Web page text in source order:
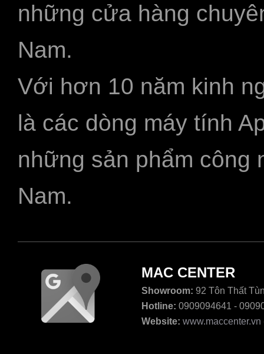
những cửa hàng
Nam.
Với hơn 10 năm kinh
là các dòng máy tính
những sản phẩm công
Nam.
MAC CENTER
Showroom: 92 Tôn Thất
Hotline: 0909094641 -
Website: www.maccenter.vn